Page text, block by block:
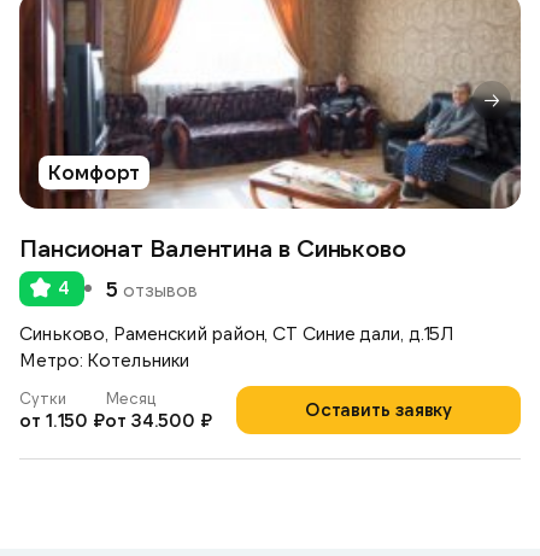
Комфорт
Пансионат Валентина в Синьково
4 5 отзывов
Синьково, Раменский район, СТ Синие дали, д.15Л
Метро: Котельники
Оставить заявку
Сутки
от 1.150 ₽
Месяц
от 34.500 ₽